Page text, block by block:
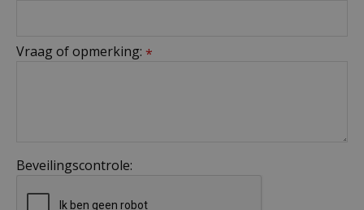
Vraag of opmerking: *
Beveilingscontrole: